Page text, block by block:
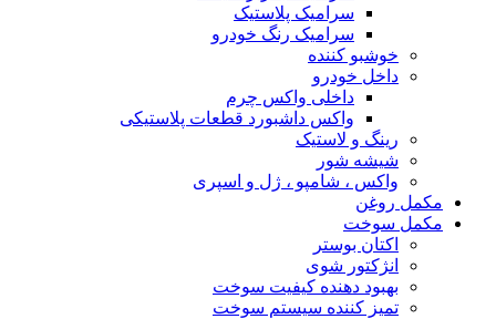
سرامیک پلاستیک
سرامیک رنگ خودرو
خوشبو کننده
داخل خودرو
داخلی واکس چرم
واکس داشبورد قطعات پلاستیکی
رینگ و لاستیک
شیشه شور
واکس ، شامپو ، ژل و اسپری
مکمل روغن
مکمل سوخت
اکتان بوستر
انژکتور شوی
بهبود دهنده کیفیت سوخت
تمیز کننده سیستم سوخت